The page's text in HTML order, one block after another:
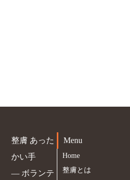
整膚 あった
かい手
― ボランテ
Menu
Home
整膚とは